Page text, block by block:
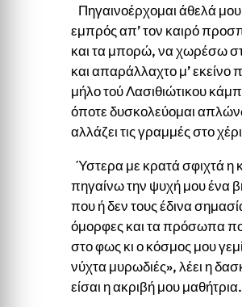
Πηγαινοέρχομαι άθελά
εμπρός απ’ τον καιρό
και τα μπορώ, να χωρέσω
και απαράλλαχτο μ’ εκείνο
μήλο τού Λασιθιώτικου
όποτε δυσκολεύομαι
αλλάζει τις γραμμές στο
Ύστερα με κρατά σφιχτά η
πηγαίνω την ψυχή μου ένα
που ή δεν τους έδινα
όμορφες και τα πρόσωπα
στο φως κι ο κόσμος μου
νύχτα μυρωδιές», λέει η
είσαι η ακριβή μου